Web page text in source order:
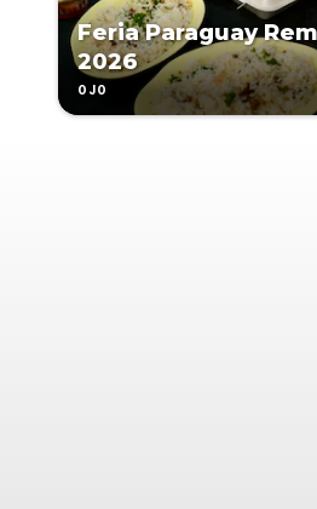
Feria Paraguay
2026
OJO